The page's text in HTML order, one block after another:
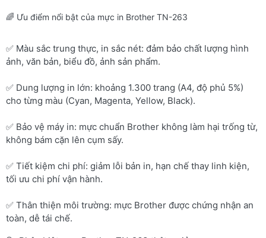
🌈 Ưu điểm nổi bật của mực in Brother TN-263
✅ Màu sắc trung thực, in sắc nét: đảm bảo chất lượng hình
ảnh, văn bản, biểu đồ, ảnh sản phẩm.
✅ Dung lượng in lớn: khoảng 1.300 trang (A4, độ phủ 5%)
cho từng màu (Cyan, Magenta, Yellow, Black).
✅ Bảo vệ máy in: mực chuẩn Brother không làm hại trống từ,
không bám cặn lên cụm sấy.
✅ Tiết kiệm chi phí: giảm lỗi bản in, hạn chế thay linh kiện,
tối ưu chi phí vận hành.
✅ Thân thiện môi trường: mực Brother được chứng nhận an
toàn, dễ tái chế.